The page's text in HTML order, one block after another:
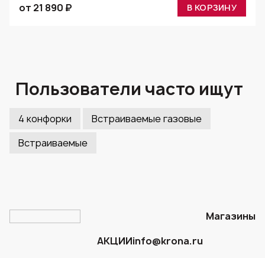
от 21 890 ₽
В КОРЗИНУ
Пользователи часто ищут
4 конфорки
Встраиваемые газовые
Встраиваемые
Магазины
АКЦИИinfo@krona.ru